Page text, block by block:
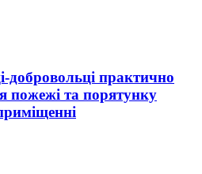
добровольці практично
пожежі та порятунку